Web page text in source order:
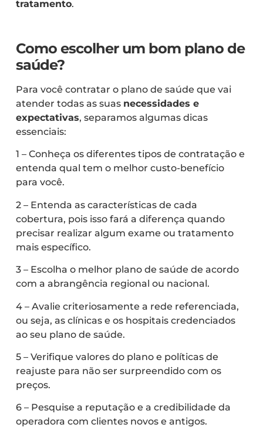
tratamento.
Como escolher um bom plano de
saúde?
Para você contratar o plano de saúde que vai
atender todas as suas necessidades e
expectativas, separamos algumas dicas
essenciais:
1 – Conheça os diferentes tipos de contratação e
entenda qual tem o melhor custo-benefício
para você.
2 – Entenda as características de cada
cobertura, pois isso fará a diferença quando
precisar realizar algum exame ou tratamento
mais específico.
3 – Escolha o melhor plano de saúde de acordo
com a abrangência regional ou nacional.
4 – Avalie criteriosamente a rede referenciada,
ou seja, as clínicas e os hospitais credenciados
ao seu plano de saúde.
5 – Verifique valores do plano e políticas de
reajuste para não ser surpreendido com os
preços.
6 – Pesquise a reputação e a credibilidade da
operadora com clientes novos e antigos.